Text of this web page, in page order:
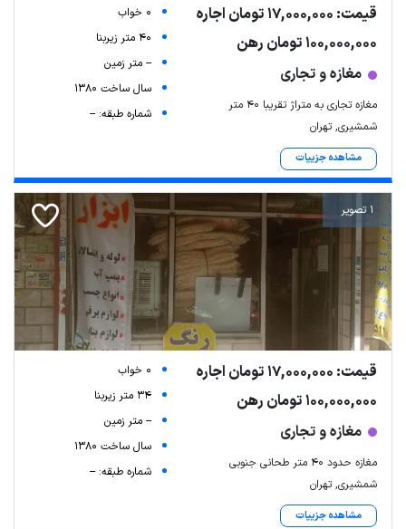
قیمت: 17,000,000 تومان اجاره
100,000,000 تومان رهن
مغازه و تجاری
مغازه تجاری به متراژ تقریبا ۴۰ متر
شمشیری, تهران
مشاهده جزییات
0 خواب
40 متر زیربنا
-- متر زمین
سال ساخت 1380
شماره طبقه: --
1 تصویر
قیمت: 17,000,000 تومان اجاره
100,000,000 تومان رهن
مغازه و تجاری
مغازه حدود ۴۰ متر طحانی جنوبی
شمشیری, تهران
مشاهده جزییات
0 خواب
34 متر زیربنا
-- متر زمین
سال ساخت 1380
شماره طبقه: --